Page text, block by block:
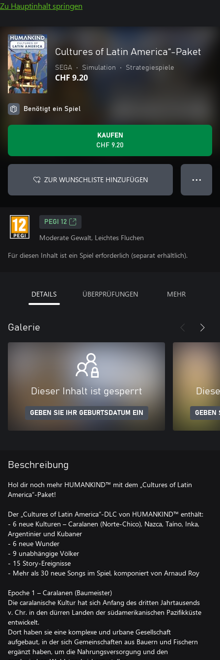
Zu Hauptinhalt springen
Cultures of Latin America“-Paket
SEGA • Simulation • Strategiespiele
CHF 9.20
Benötigt ein Spiel
KAUFEN
CHF 9.20
ZUR WUNSCHLISTE HINZUFÜGEN ● ● ●
PEGI 12
Moderate Gewalt, Leichtes Fluchen
Für diesen Inhalt ist ein Spiel erforderlich (separat erhältlich).
DETAILS ÜBERPRÜFUNGEN MEHR
Galerie
Dieser Inhalt ist gesperrt
GEBEN SIE IHR GEBURTSDATUM EIN GEBEN
Beschreibung
Hol dir noch mehr HUMANKIND™ mit dem „Cultures of Latin
America“-Paket!
Der „Cultures of Latin America“-DLC von HUMANKIND™ enthält:
- 6 neue Kulturen – Caralanen (Norte-Chico), Nazca, Taíno, Inka,
Argentinier und Kubaner
- 6 neue Wunder
- 9 unabhängige Völker
- 15 Story-Ereignisse
- Mehr als 30 neue Songs im Spiel, komponiert von Arnaud Roy
Epoche 1 – Caralanen (Baumeister)
Die caralanische Kultur hat sich Anfang des dritten Jahrtausends
v. Chr. in den dürren Landen der südamerikanischen Pazifikküste
entwickelt.
Dort haben sie eine komplexe und urbane Gesellschaft
aufgebaut, in der sich Gemeinschaften aus Bauern und Fischern
ergänzt haben, um die Nahrungsversorgung und den